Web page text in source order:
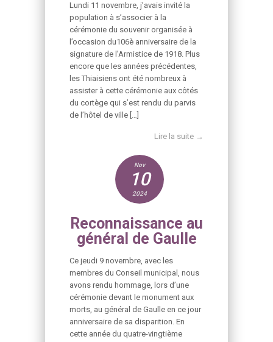
Lundi 11 novembre, j’avais invité la
population à s’associer à la
cérémonie du souvenir organisée à
l’occasion du106è anniversaire de la
signature de l’Armistice de 1918. Plus
encore que les années précédentes,
les Thiaisiens ont été nombreux à
assister à cette cérémonie aux côtés
du cortège qui s’est rendu du parvis
de l’hôtel de ville […]
Lire la suite →
Nov
10
2024
Reconnaissance au
général de Gaulle
Ce jeudi 9 novembre, avec les
membres du Conseil municipal, nous
avons rendu hommage, lors d’une
cérémonie devant le monument aux
morts, au général de Gaulle en ce jour
anniversaire de sa disparition. En
cette année du quatre-vingtième